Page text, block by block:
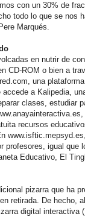
con un 30% de
todo lo que se nos
Marqués.
en nutrir de
CD-ROM o bien a
una
a Kalipedia,
clases, estudiar
recursos
profesores, igual que
Educativo, El
pizarra que ha
retirada. De hecho,
digital